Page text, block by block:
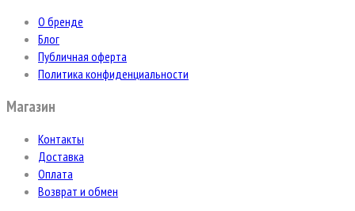
О бренде
Блог
Публичная оферта
Политика конфиденциальности
Магазин
Контакты
Доставка
Оплата
Возврат и обмен